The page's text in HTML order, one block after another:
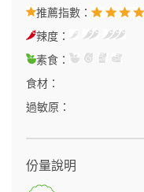
推薦指數：
辣度：
素食：
食材：
過敏原：
份量說明